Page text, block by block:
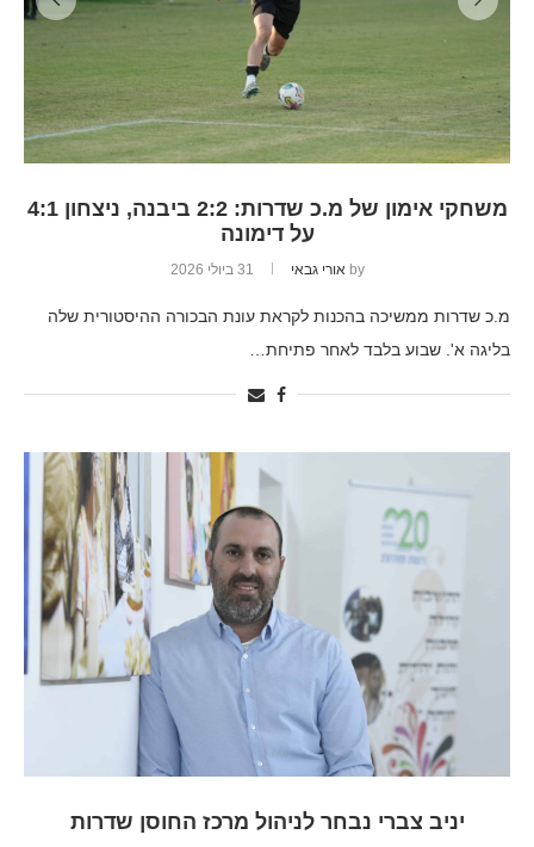
משחקי אימון של מ.כ שדרות: 2:2 ביבנה, ניצחון 4:1
על דימונה
by אורי גבאי 31 ביולי 2026
מ.כ שדרות ממשיכה בהכנות לקראת עונת הבכורה ההיסטורית שלה
בליגה א'. שבוע בלבד לאחר פתיחת…
יניב צברי נבחר לניהול מרכז החוסן שדרות